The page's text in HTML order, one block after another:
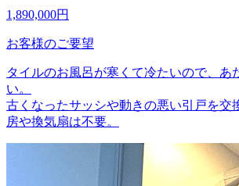
1,890,000円
お客様のご要望
タイルのお風呂が寒くて冷たいので、あ
い。
古くなったサッシや動きの悪い引戸を交
房や換気扇は不要。